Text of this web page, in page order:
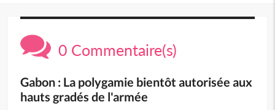
0 Commentaire(s)
Gabon : La polygamie bientôt autorisée aux
hauts gradés de l'armée